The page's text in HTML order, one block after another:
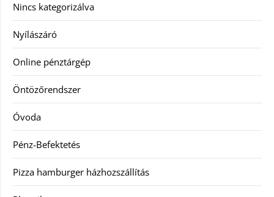
Nincs kategorizálva
Nyílászáró
Online pénztárgép
Öntözőrendszer
Óvoda
Pénz-Befektetés
Pizza hamburger házhozszállítás